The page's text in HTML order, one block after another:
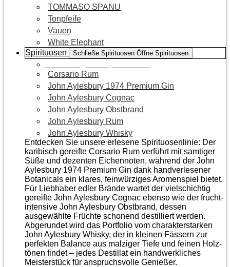
TOMMASO SPANU
Tonpfeife
Vauen
White Elephant
Spirituosen
Schließe Spirituosen Öffne Spirituosen
Corsario Rum
John Aylesbury 1974 Premium Gin
John Aylesbury Cognac
John Aylesbury Obstbrand
John Aylesbury Rum
John Aylesbury Whisky
Entdecken Sie unsere erlesene Spirituosenlinie: Der
karibisch gereifte Corsario Rum verführt mit samtiger
Süße und dezenten Eichen­noten, während der John
Aylesbury 1974 Premium Gin dank handverlesener
Botanicals ein klares, feinwürziges Aromenspiel bietet.
Für Liebhaber edler Brände wartet der vielschichtig
gereifte John Aylesbury Cognac ebenso wie der frucht­
intensive John Aylesbury Obstbrand, dessen
ausgewählte Früchte schonend destilliert werden.
Abgerundet wird das Portfolio vom charakterstarken
John Aylesbury Whisky, der in kleinen Fässern zur
perfekten Balance aus malziger Tiefe und feinen Holz­
tönen findet – jedes Destillat ein handwerkliches
Meister­stück für anspruchsvolle Genießer.